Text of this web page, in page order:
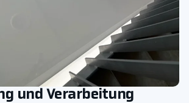
und Verarbeitung